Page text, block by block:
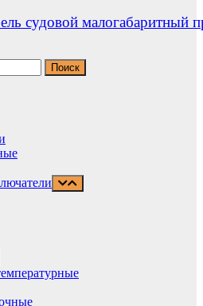
судовой малогабаритный